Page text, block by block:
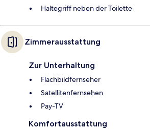
Haltegriff neben der Toilette
Zimmerausstattung
Zur Unterhaltung
Flachbildfernseher
Satellitenfernsehen
Pay-TV
Komfortausstattung